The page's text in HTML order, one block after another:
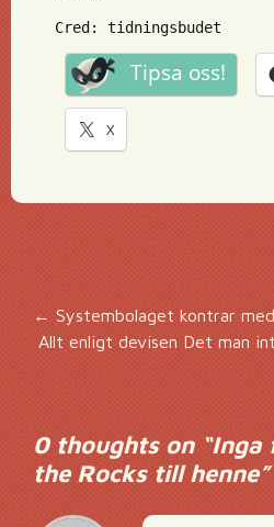
Cred: tidningsbudet
Tipsa oss!
X
← Systembolaget kontrar
Allt enligt devisen Det man
0 thoughts on “Inga
the Rocks till henne”